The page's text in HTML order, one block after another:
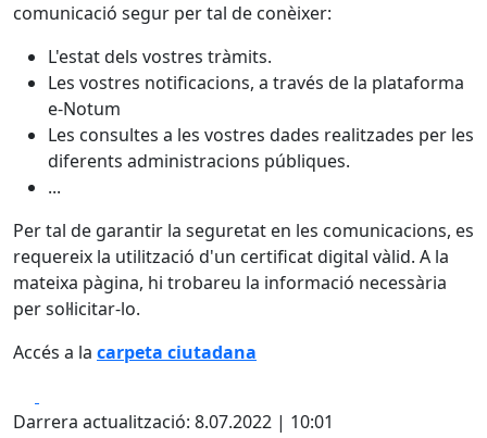
comunicació segur per tal de conèixer:
L'estat dels vostres tràmits.
Les vostres notificacions, a través de la plataforma
e-Notum
Les consultes a les vostres dades realitzades per les
diferents administracions públiques.
...
Per tal de garantir la seguretat en les comunicacions, es
requereix la utilització d'un certificat digital vàlid. A la
mateixa pàgina, hi trobareu la informació necessària
per sol·licitar-lo.
Accés a la carpeta ciutadana
Darrera actualització: 8.07.2022 | 10:01